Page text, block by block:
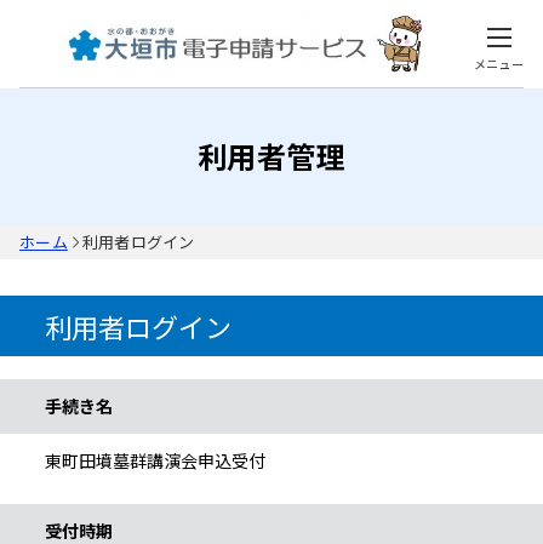
メニュー
利用者管理
ホーム 利用者ログイン
利用者ログイン
手続き名
東町田墳墓群講演会申込受付
受付時期